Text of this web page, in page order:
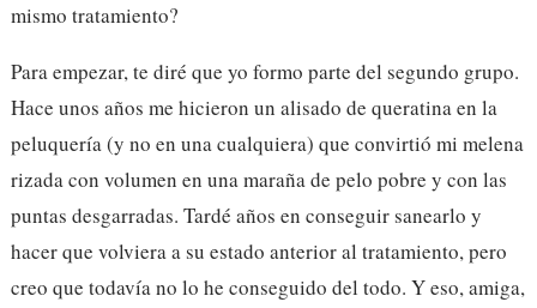
mismo tratamiento?
Para empezar, te diré que yo formo parte del segundo grupo.
Hace unos años me hicieron un alisado de queratina en la
peluquería (y no en una cualquiera) que convirtió mi melena
rizada con volumen en una maraña de pelo pobre y con las
puntas desgarradas. Tardé años en conseguir sanearlo y
hacer que volviera a su estado anterior al tratamiento, pero
creo que todavía no lo he conseguido del todo. Y eso, amiga,